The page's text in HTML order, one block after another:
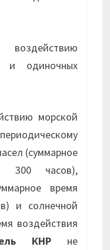
и одиночных
морской
(суммарное
300 часов),
время
и солнечной
воздействия
КНР не